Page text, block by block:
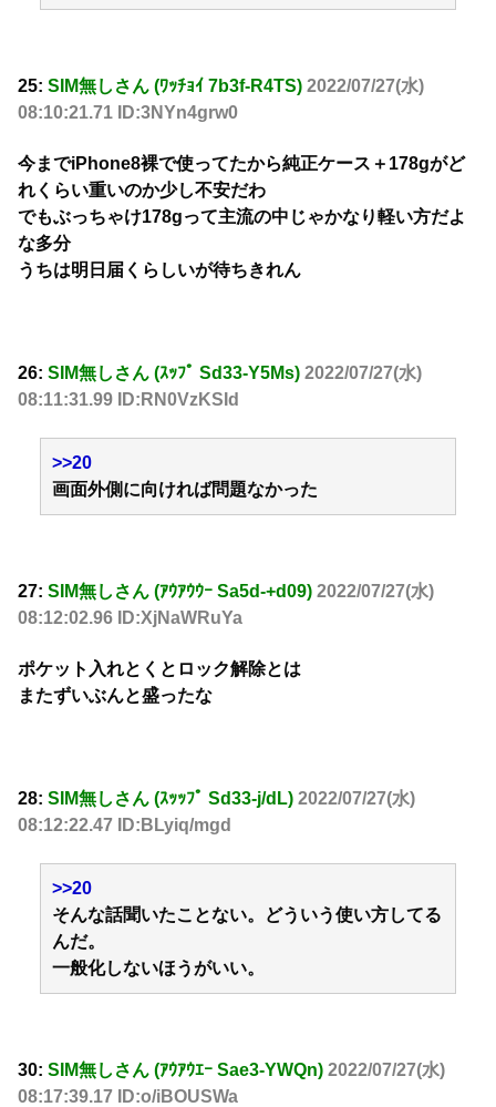
25: SIM無しさん (ﾜｯﾁｮｲ 7b3f-R4TS) 2022/07/27(水)
08:10:21.71 ID:3NYn4grw0
今までiPhone8裸で使ってたから純正ケース＋178gがど
れくらい重いのか少し不安だわ
でもぶっちゃけ178gって主流の中じゃかなり軽い方だよ
な多分
うちは明日届くらしいが待ちきれん
26: SIM無しさん (ｽｯﾌﾟ Sd33-Y5Ms) 2022/07/27(水)
08:11:31.99 ID:RN0VzKSId
>>20
画面外側に向ければ問題なかった
27: SIM無しさん (ｱｳｱｳｳｰ Sa5d-+d09) 2022/07/27(水)
08:12:02.96 ID:XjNaWRuYa
ポケット入れとくとロック解除とは
またずいぶんと盛ったな
28: SIM無しさん (ｽｯｯﾌﾟ Sd33-j/dL) 2022/07/27(水)
08:12:22.47 ID:BLyiq/mgd
>>20
そんな話聞いたことない。どういう使い方してる
んだ。
一般化しないほうがいい。
30: SIM無しさん (ｱｳｱｳｴｰ Sae3-YWQn) 2022/07/27(水)
08:17:39.17 ID:o/iBOUSWa